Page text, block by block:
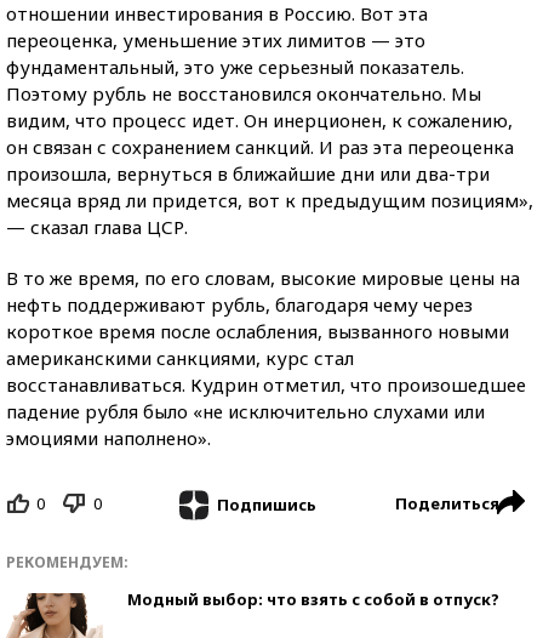
отношении инвестирования в Россию. Вот эта
переоценка, уменьшение этих лимитов — это
фундаментальный, это уже серьезный показатель.
Поэтому рубль не восстановился окончательно. Мы
видим, что процесс идет. Он инерционен, к сожалению,
он связан с сохранением санкций. И раз эта переоценка
произошла, вернуться в ближайшие дни или два-три
месяца вряд ли придется, вот к предыдущим позициям»,
— сказал глава ЦСР.
В то же время, по его словам, высокие мировые цены на
нефть поддерживают рубль, благодаря чему через
короткое время после ослабления, вызванного новыми
американскими санкциями, курс стал
восстанавливаться. Кудрин отметил, что произошедшее
падение рубля было «не исключительно слухами или
эмоциями наполнено».
0 0 Подпишись Поделиться
РЕКОМЕНДУЕМ:
Модный выбор: что взять с собой в отпуск?